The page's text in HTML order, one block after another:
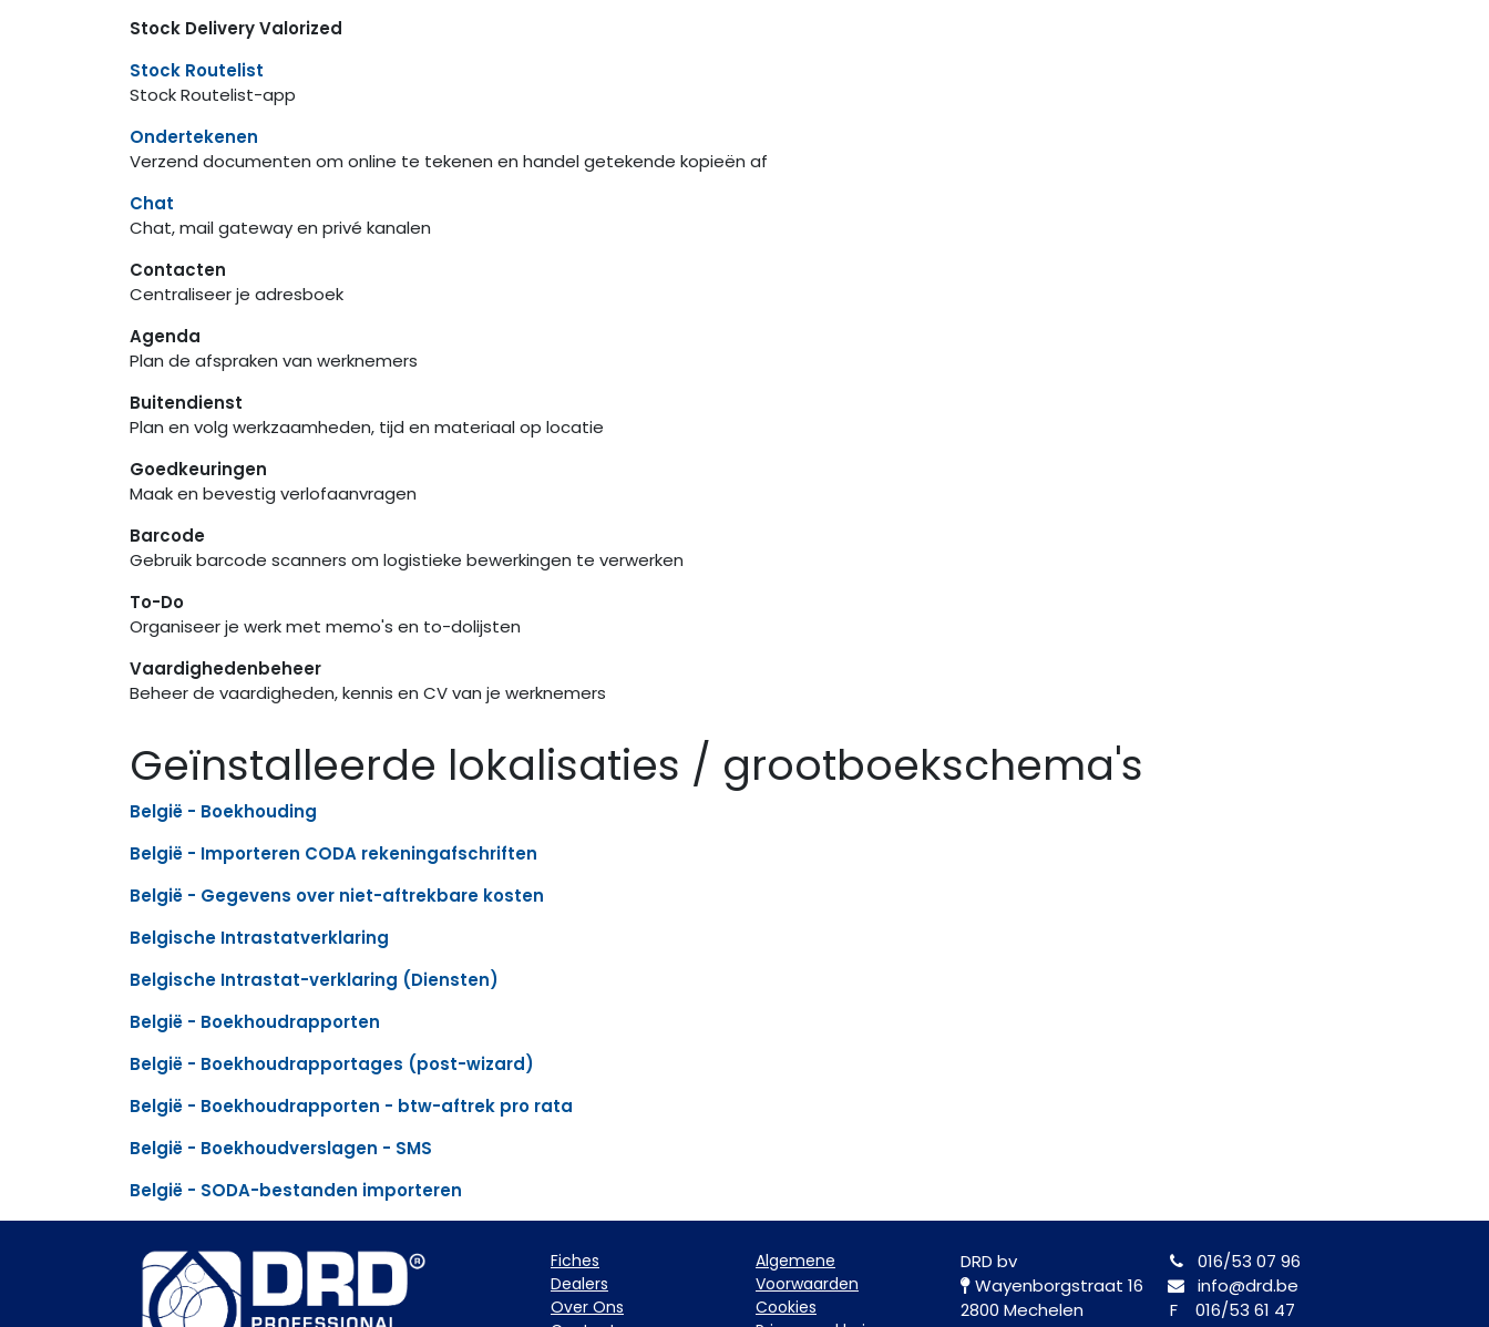
Stock Delivery Valorized
Stock Routelist
Stock Routelist-app
Ondertekenen
Verzend documenten om online te tekenen en handel getekende kopieën af
Chat
Chat, mail gateway en privé kanalen
Contacten
Centraliseer je adresboek
Agenda
Plan de afspraken van werknemers
Buitendienst
Plan en volg werkzaamheden, tijd en materiaal op locatie
Goedkeuringen
Maak en bevestig verlofaanvragen
Barcode
Gebruik barcode scanners om logistieke bewerkingen te verwerken
To-Do
Organiseer je werk met memo's en to-dolijsten
Vaardighedenbeheer
Beheer de vaardigheden, kennis en CV van je werknemers
Geïnstalleerde lokalisaties / grootboekschema's
België - Boekhouding
België - Importeren CODA rekeningafschriften
België - Gegevens over niet-aftrekbare kosten
Belgische Intrastatverklaring
Belgische Intrastat-verklaring (Diensten)
België - Boekhoudrapporten
België - Boekhoudrapportages (post-wizard)
België - Boekhoudrapporten - btw-aftrek pro rata
België - Boekhoudverslagen - SMS
België - SODA-bestanden importeren
Fiche​s
Dealers
Over Ons
DRD bv
Wayenborgstraat 16
2800 Mechelen
016/53 07 96
info@drd.be
F 016/53 61 47
Algemene
Voorwaarden
Cookies